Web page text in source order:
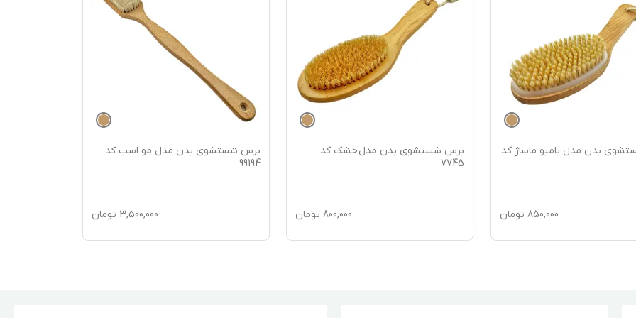
بدن مدل بامبو ماساژ کد
850,000 تومان
برس شستشوی بدن مدل خشک کد
7745
800,000 تومان
برس شستشوی بدن مدل مو اسب کد
99194
3,500,000 تومان